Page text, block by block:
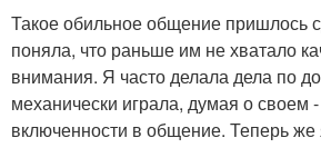
Такое обильное общение пришлось
поняла, что раньше им не хватало
внимания. Я часто делала дела по
механически играла, думая о своем
включенности в общение. Теперь